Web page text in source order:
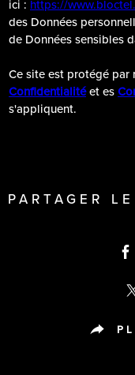
ici : https://
des Données
de Données sensibles
Ce site est protégé par
Confidentialitéet es
s'appliquent.
PARTAGER